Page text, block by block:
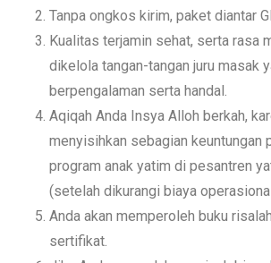
Tanpa ongkos kirim, paket diantar
Kualitas terjamin sehat, serta rasa
dikelola tangan-tangan juru masak
berpengalaman serta handal.
Aqiqah Anda Insya Alloh berkah,
menyisihkan sebagian keuntungan
program anak yatim di pesantren
(setelah dikurangi biaya
Anda akan memperoleh buku
sertifikat.